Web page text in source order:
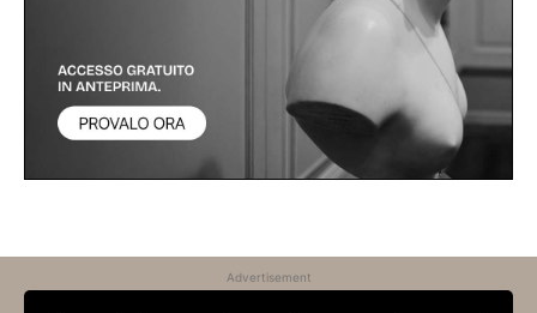
Advertisement